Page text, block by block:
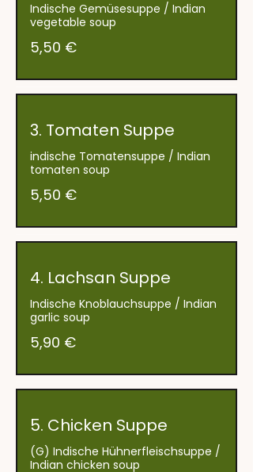
Indische Gemüsesuppe / Indian
vegetable soup
5,50 €
3. Tomaten Suppe
indische Tomatensuppe / Indian
tomaten soup
5,50 €
4. Lachsan Suppe
Indische Knoblauchsuppe / Indian
5,90 €
5. Chicken Suppe
(G) Indische Hühnerfleischsuppe /
Indian chicken soup